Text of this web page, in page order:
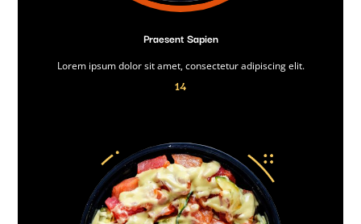
Praesent Sapien
Lorem ipsum dolor sit amet, consectetur adipiscing elit.
14